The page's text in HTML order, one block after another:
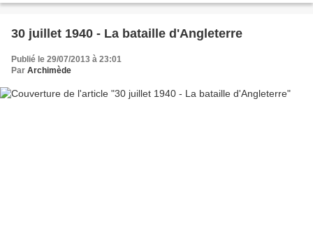
30 juillet 1940 - La bataille d'Angleterre
Publié le 29/07/2013 à 23:01
Par Archimède